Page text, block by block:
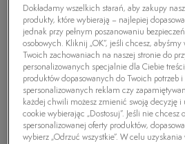
Dokładamy wszelkich starań, aby zakupy
produkty, które wybierają – najlepiej
jednak przy pełnym poszanowaniu
osobowych. Kliknij „OK”, jeśli chcesz,
Twoich zachowaniach na naszej stronie do
personalizowanych specjalnie dla Ciebie
produktów dopasowanych do Twoich potrzeb i
spersonalizowanych reklam czy
każdej chwili możesz zmienić swoją decyzję i
cookie wybierając „Dostosuj”. Jeśli nie chcesz
spersonalizowanej oferty produktów,
wybierz „Odrzuć wszystkie”. W celu